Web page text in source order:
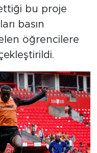
bu proje
basın
öğrencilere